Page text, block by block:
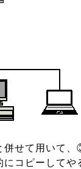
せて用いて
コピーしてや